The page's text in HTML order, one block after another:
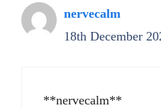
nervecalm
18th December
**nervecalm**